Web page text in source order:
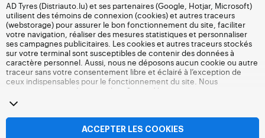
AD Tyres (Distriauto.lu) et ses partenaires (Google, Hotjar, Microsoft)
utilisent des témoins de connexion (cookies) et autres traceurs
(webstorage) pour assurer le bon fonctionnement du site, faciliter
votre navigation, réaliser des mesures statistiques et personnaliser
ses campagnes publicitaires. Les cookies et autres traceurs stockés
sur votre terminal sont susceptibles de contenir des données à
caractère personnel. Aussi, nous ne déposons aucun cookie ou autre
traceur sans votre consentement libre et éclairé à l’exception de
ceux indispensables pour le fonctionnement du site. Nous
conservons votre choix pendant 6 mois. Vous pouvez retirer votre
consentement à tout moment en vous rendant sur la
autres traceurs
accepter le dépôt de cookies ou autres traceurs. Le refus ne fait pas
obstacle à l’accès aux services Distriauto.lu. Pour plus d’informations,
ACCEPTER LES COOKIES